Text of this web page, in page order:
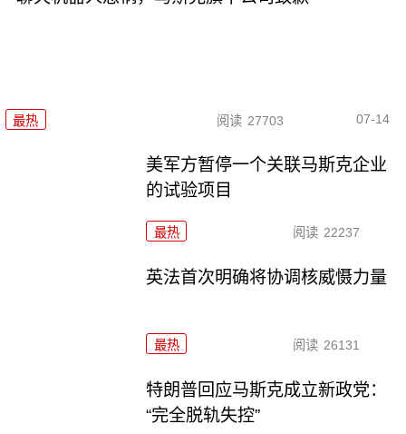
最热 阅读 27703 07-14
美军方暂停一个关联马斯克企业
的试验项目
最热 阅读 22237
英法首次明确将协调核威慑力量
最热 阅读 26131
特朗普回应马斯克成立新政党：
“完全脱轨失控”